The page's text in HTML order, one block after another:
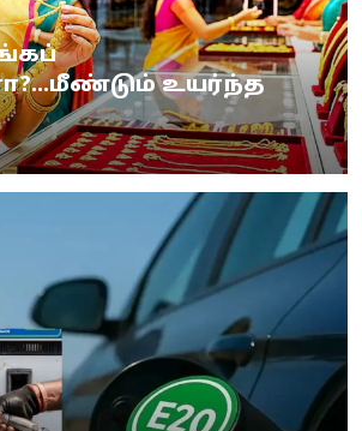
உயர்ந்த